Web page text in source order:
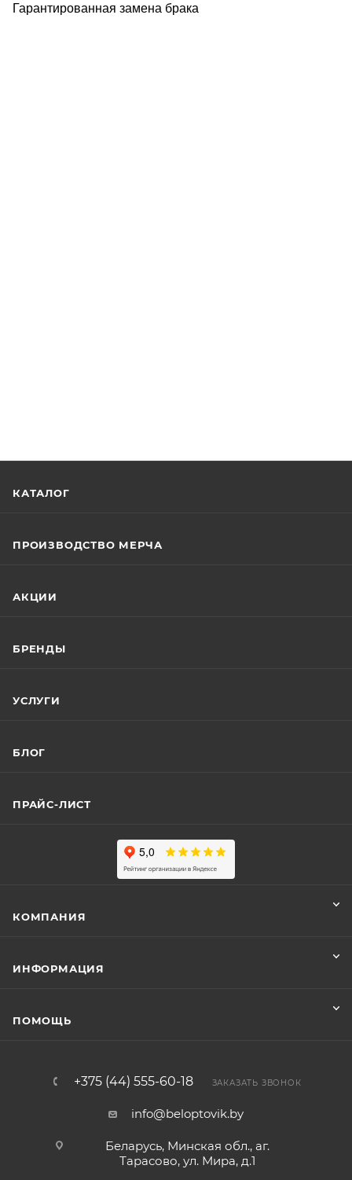
Гарантированная замена брака
КАТАЛОГ
ПРОИЗВОДСТВО МЕРЧА
АКЦИИ
БРЕНДЫ
УСЛУГИ
БЛОГ
ПРАЙС-ЛИСТ
КОМПАНИЯ
ИНФОРМАЦИЯ
ПОМОЩЬ
+375 (44) 555-60-18 ЗАКАЗАТЬ ЗВОНОК
info@beloptovik.by
Беларусь, Минская обл., аг.
Тарасово, ул. Мира, д.1